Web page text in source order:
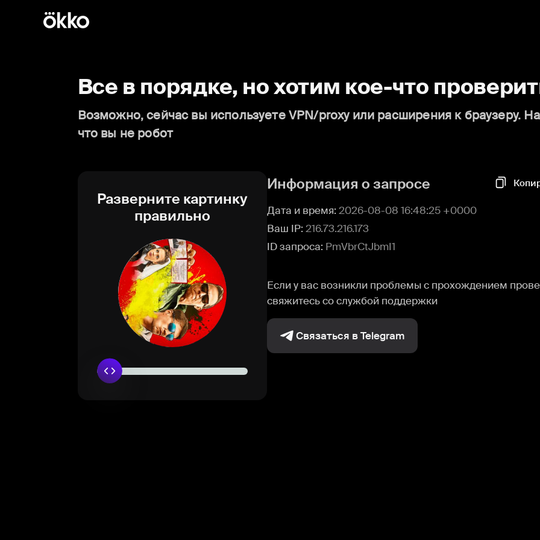
Все в порядке, но хотим кое-что
Возможно, сейчас вы используете VPN/proxy или расширения к браузеру.
что вы не робот
Разверните картинку
правильно
Информация о запросе
Дата и время: 2026-08-08 16:48:25 +0000
Ваш IP: 216.73.216.173
ID запроса: PmVbrCtJbmI1
Если у вас возникли проблемы с прохождением
свяжитесь со службой поддержки
Связаться в Telegram